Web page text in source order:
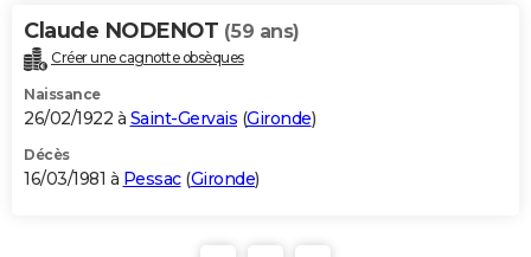
Claude NODENOT (59 ans)
Créer une cagnotte obsèques
Naissance
26/02/1922 à Saint-Gervais (Gironde)
Décès
16/03/1981 à Pessac(Gironde)